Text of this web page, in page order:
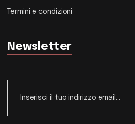
Termini e condizioni
Newsletter